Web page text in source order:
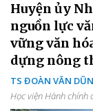
Huyện ủy
nguồn lực
vững văn hóa
dựng nông
TS ĐOÀN VĂN
Học viện Hành chính